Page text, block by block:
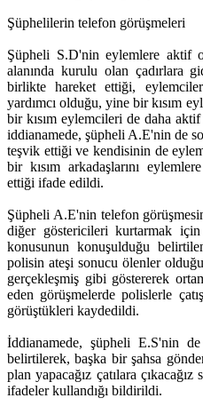
Şüphelilerin telefon görüşmeleri
Şüpheli S.D'nin eylemlere aktif
alanında kurulu olan çadırlara
birlikte hareket ettiği,
yardımcı olduğu, yine bir kısım
bir kısım eylemcileri de daha
iddianamede, şüpheli A.E'nin de
teşvik ettiği ve kendisinin de
bir kısım arkadaşlarını
ettiği ifade edildi.
Şüpheli A.E'nin telefon
diğer göstericileri kurtarmak için
konusunun konuşulduğu
polisin ateşi sonucu ölenler
gerçekleşmiş gibi göstererek
eden görüşmelerde polislerle
görüştükleri kaydedildi.
İddianamede, şüpheli E.S'nin
belirtilerek, başka bir şahsa
plan yapacağız çatılara
ifadeler kullandığı bildirildi.